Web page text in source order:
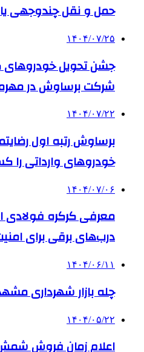
حمل و نقل چندوجهی
۱۴۰۴/۰۷/۲۵
جشن تحویل خودروهای
شرکت برساوش در
۱۴۰۴/۰۷/۲۲
برساوش رتبه اول
خودروهای وارداتی را
۱۴۰۴/۰۷/۰۶
درب‌های برقی برای
۱۴۰۴/۰۶/۱۱
چله بازار شهرداری مشهد در ۱۴۰۴
۱۴۰۴/۰۵/۲۲
اعلام زمان فروش شمش